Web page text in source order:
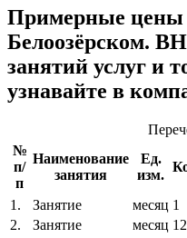
Примерные цены
Белоозёрском.
занятий услуг и
узнавайте в
№
п/
п
Наименование
занятия
Ед.
изм.
1.
Занятие месяц 1
2.
Занятие месяц 12